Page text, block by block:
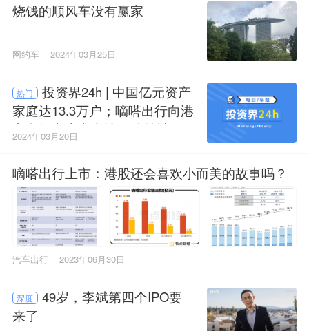
烧钱的顺风车没有赢家
网约车 2024年03月25日
热门
投资界24h | 中国亿元资产
家庭达13.3万户；嘀嗒出行向港
交所提交上市申请；沙特计划
设立400亿美元基金投资AI
2024年03月20日
嘀嗒出行上市：港股还会喜欢小而美的故事吗？
汽车出行 2023年06月30日
深度
49岁，李斌第四个IPO要
来了